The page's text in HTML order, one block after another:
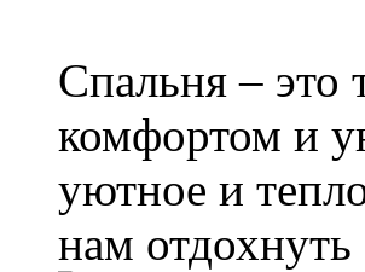
Спальня – это
комфортом и
уютное и
нам